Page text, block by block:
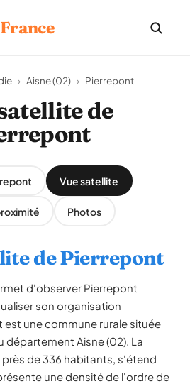
France
› Aisne (02) › Pierrepont
de
Vue satellite
Photos
de Pierrepont
d'observer Pierrepont
son organisation
une commune rurale située
département Aisne (02). La
de 336 habitants, s'étend
une densité de l'ordre de